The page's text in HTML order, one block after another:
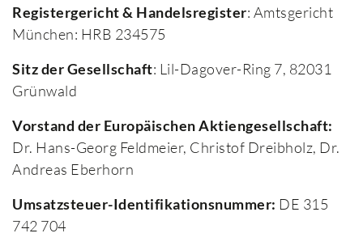
Registergericht & Handelsregister: Amtsgericht
München: HRB 234575
Sitz der Gesellschaft: Lil-Dagover-Ring 7, 82031
Grünwald
Vorstand der Europäischen Aktiengesellschaft:
Dr. Hans-Georg Feldmeier, Christof Dreibholz, Dr.
Andreas Eberhorn
Umsatzsteuer-Identifikationsnummer: DE 315
742 704